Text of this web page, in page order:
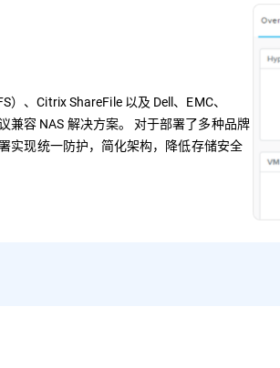
、Citrix ShareFile 以及 Dell、EMC、
兼容 NAS 解决方案。 对于部署了多种品牌
实现统一防护，简化架构，降低存储安全